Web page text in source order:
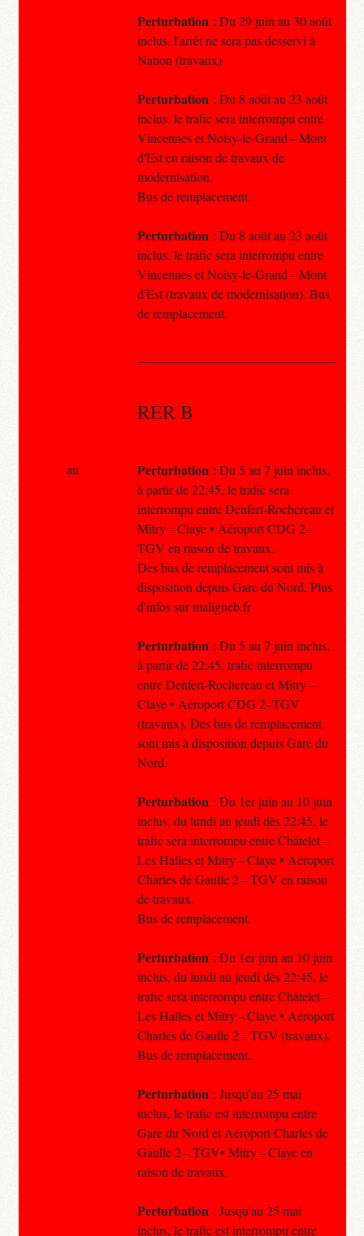
Perturbation : Du 29 juin au 30 août
inclus, l'arrêt ne sera pas desservi à
Nation (travaux)
Perturbation : Du 8 août au 23 août
inclus, le trafic sera interrompu entre
Vincennes et Noisy-le-Grand – Mont
d'Est en raison de travaux de
modernisation.
Bus de remplacement.
Perturbation : Du 8 août au 23 août
inclus, le trafic sera interrompu entre
Vincennes et Noisy-le-Grand – Mont
d'Est (travaux de modernisation). Bus
de remplacement.
RER B
Perturbation : Du 5 au 7 juin inclus,
à partir de 22:45, le trafic sera
interrompu entre Denfert-Rochereau et
Mitry – Claye • Aéroport CDG 2–
TGV en raison de travaux.
Des bus de remplacement sont mis à
disposition depuis Gare du Nord. Plus
d'infos sur maligneb.fr
Perturbation : Du 5 au 7 juin inclus,
à partir de 22:45, trafic interrompu
entre Denfert-Rochereau et Mitry –
Claye • Aéroport CDG 2–TGV
(travaux). Des bus de remplacement
sont mis à disposition depuis Gare du
Nord.
Perturbation : Du 1er juin au 10 juin
inclus, du lundi au jeudi dès 22:45, le
trafic sera interrompu entre Châtelet –
Les Halles et Mitry – Claye • Aéroport
Charles de Gaulle 2 – TGV en raison
de travaux.
Bus de remplacement.
Perturbation : Du 1er juin au 10 juin
inclus, du lundi au jeudi dès 22:45, le
trafic sera interrompu entre Châtelet –
Les Halles et Mitry – Claye • Aéroport
Charles de Gaulle 2 – TGV (travaux).
Bus de remplacement.
Perturbation : Jusqu'au 25 mai
inclus, le trafic est interrompu entre
Gare du Nord et Aéroport Charles de
Gaulle 2 – TGV• Mitry – Claye en
raison de travaux.
Perturbation : Jusqu'au 25 mai
inclus, le trafic est interrompu entre
au